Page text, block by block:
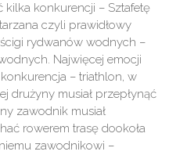
kilka konkurencji – Sztafetę
czyli prawidłowy
rydwanów wodnych –
Najwięcej emocji
– triathlon, w
drużyny musiał przepłynąć
zawodnik musiał
rowerem trasę dookoła
zawodnikowi –